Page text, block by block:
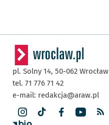
pl. Solny 14, 50-062 Wrocław
tel. 71 776 71 42
e-mail: redakcja@araw.pl